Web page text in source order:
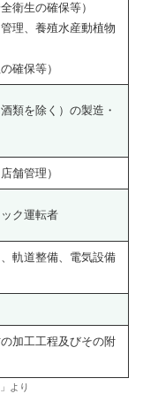
衛生の確保等）
理、養殖水産動植物
確保等）
類を除く）の製造・
舗管理）
ク運転者
軌道整備、電気設備
加工工程及びその附
より